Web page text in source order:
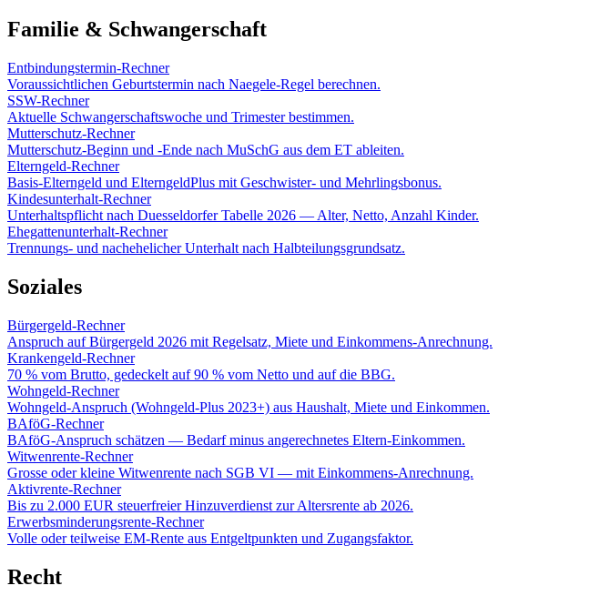
Familie & Schwangerschaft
Entbindungstermin-Rechner
Voraussichtlichen Geburtstermin nach Naegele-Regel berechnen.
SSW-Rechner
Aktuelle Schwangerschaftswoche und Trimester bestimmen.
Mutterschutz-Rechner
Mutterschutz-Beginn und -Ende nach MuSchG aus dem ET ableiten.
Elterngeld-Rechner
Basis-Elterngeld und ElterngeldPlus mit Geschwister- und Mehrlingsbonus.
Kindesunterhalt-Rechner
Unterhaltspflicht nach Duesseldorfer Tabelle 2026 — Alter, Netto, Anzahl Kinder.
Ehegattenunterhalt-Rechner
Trennungs- und nachehelicher Unterhalt nach Halbteilungsgrundsatz.
Soziales
Bürgergeld-Rechner
Anspruch auf Bürgergeld 2026 mit Regelsatz, Miete und Einkommens-Anrechnung.
Krankengeld-Rechner
70 % vom Brutto, gedeckelt auf 90 % vom Netto und auf die BBG.
Wohngeld-Rechner
Wohngeld-Anspruch (Wohngeld-Plus 2023+) aus Haushalt, Miete und Einkommen.
BAföG-Rechner
BAföG-Anspruch schätzen — Bedarf minus angerechnetes Eltern-Einkommen.
Witwenrente-Rechner
Grosse oder kleine Witwenrente nach SGB VI — mit Einkommens-Anrechnung.
Aktivrente-Rechner
Bis zu 2.000 EUR steuerfreier Hinzuverdienst zur Altersrente ab 2026.
Erwerbsminderungsrente-Rechner
Volle oder teilweise EM-Rente aus Entgeltpunkten und Zugangsfaktor.
Recht